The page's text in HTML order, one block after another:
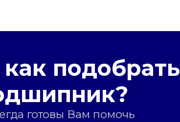
подобрать
готовы Вам помочь